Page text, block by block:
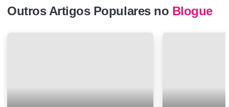
Outros Artigos Populares no Blogue